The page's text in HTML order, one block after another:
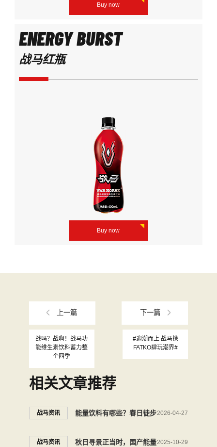
Buy now
ENERGY BURST
战马红瓶
Buy now
上一篇
战吗？战啊！战马功
能维生素饮料蓄力整
个四季
下一篇
#迎潮而上 战马携
FATKO肆玩潮界#
相关文章推荐
战马资讯 能量饮料有哪些？春日徒步
大学生都选国产能量饮料品
2026-04-27
战马资讯 秋日寻景正当时，国产能量2025-10-29